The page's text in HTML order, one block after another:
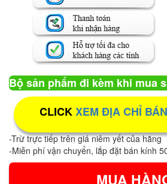
Bộ sản phẩm đi kèm khi mua
CLICKXEM ĐỊA CHỈ
-Trừ trực tiếp trên giá niêm yết của hãng
-Miễn phí vận chuyển, lắp đặt bán kính